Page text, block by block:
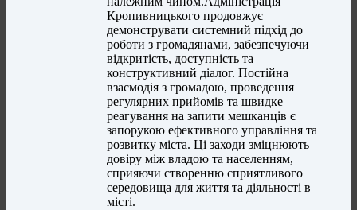
Кропивницького продовжує
демонструвати системний підхід до
роботи з громадянами, забезпечуючи
відкритість, доступність та
конструктивний діалог. Постійна
взаємодія з громадою, проведення
регулярних прийомів та швидке
реагування на запити мешканців є
запорукою ефективного управління та
розвитку міста. Ці заходи зміцнюють
довіру між владою та населенням,
сприяючи створенню сприятливого
середовища для життя та діяльності в
місті.